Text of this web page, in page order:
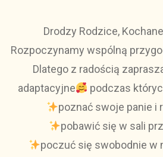
Drodzy Rodzice,
Rozpoczynamy wspólną
Dlatego z radością
adaptacyjne
podczas
poznać swoje panie i
pobawić się w sali
poczuć się swobodnie w